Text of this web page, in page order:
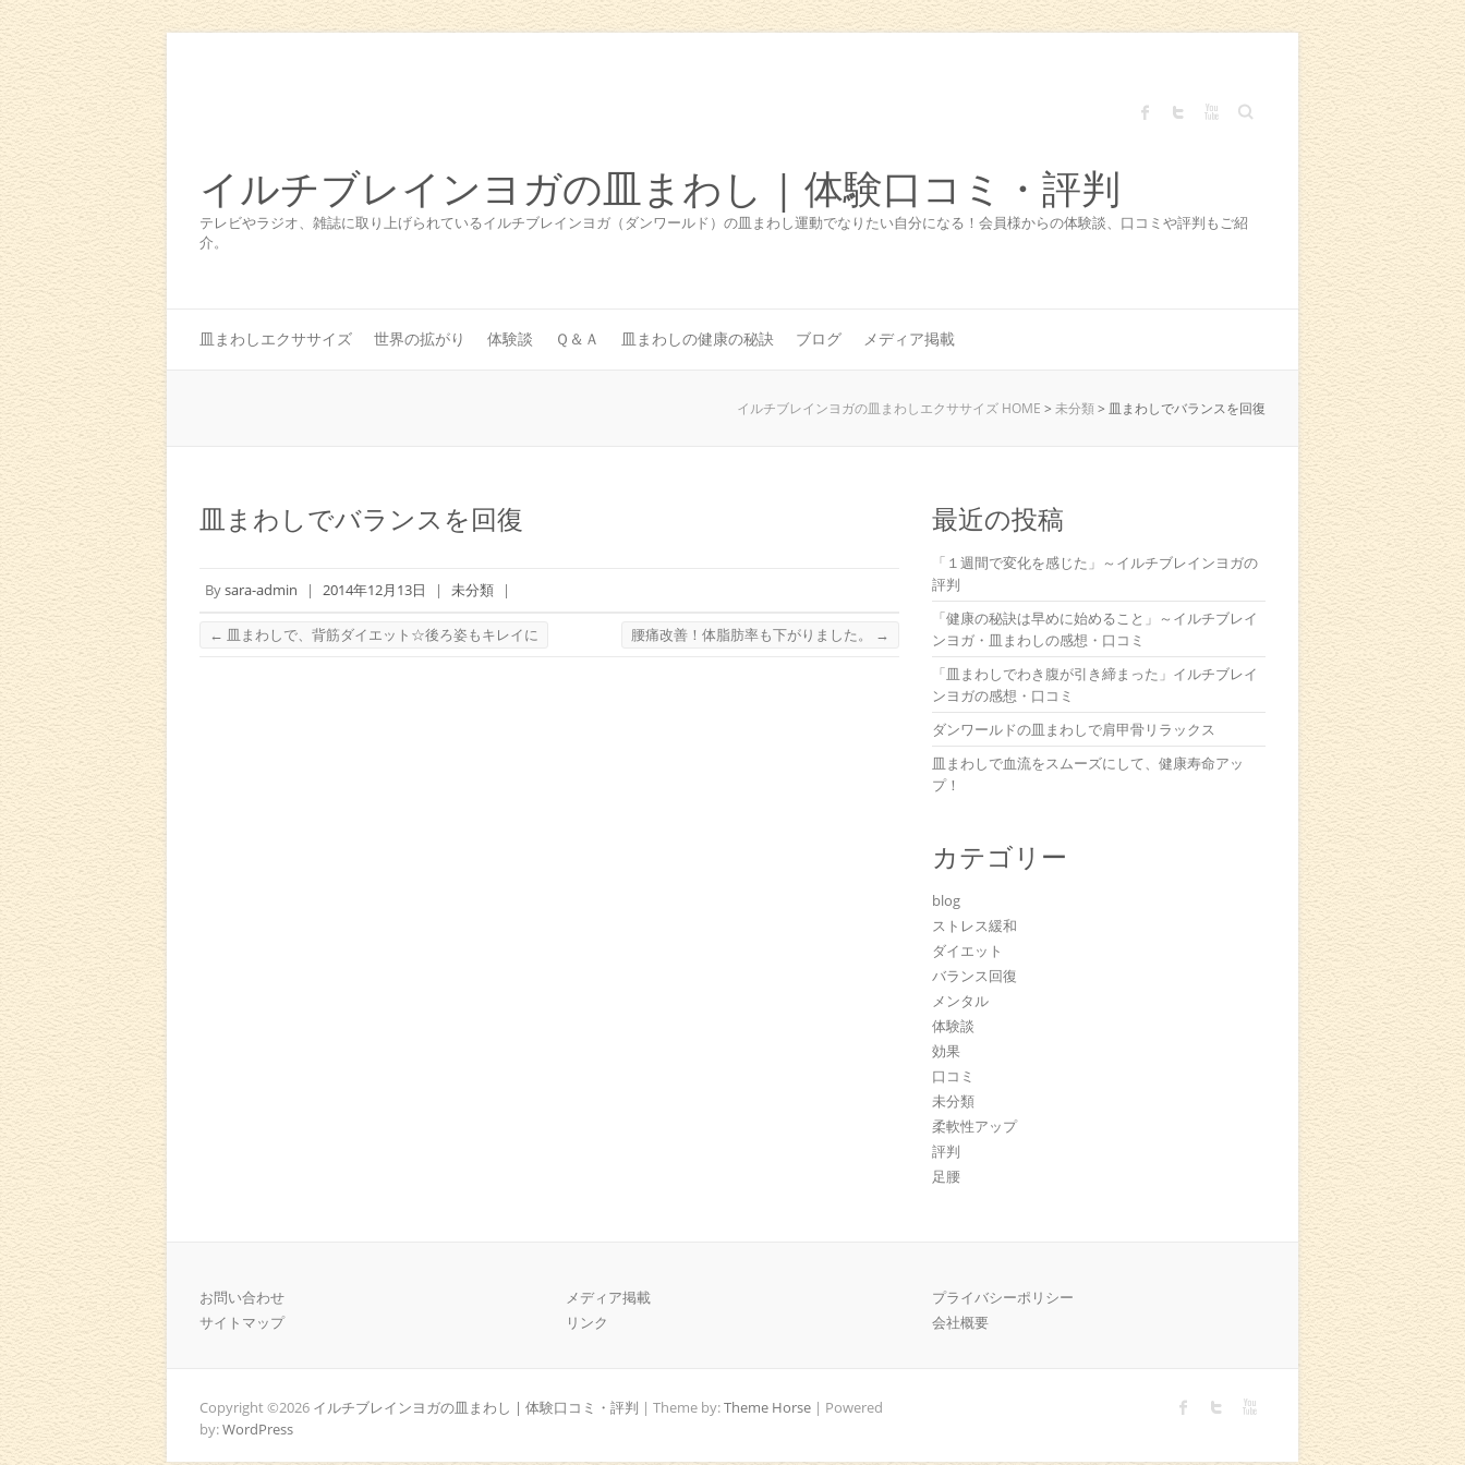
Search
イルチブレインヨガの皿まわし | 体験口コミ・評判
テレビやラジオ、雑誌に取り上げられているイルチブレインヨガ（ダンワールド）の皿まわし運動でなりたい自分になる！会員様からの体験談、口コミや評判もご紹
介。
皿まわしエクササイズ 世界の拡がり 体験談 Ｑ＆Ａ 皿まわしの健康の秘訣 ブログ メディア掲載
イルチブレインヨガの皿まわしエクササイズ HOME > 未分類> 皿まわしでバランスを回復
皿まわしでバランスを回復
Bysara-admin | 2014年12月13日 | 未分類 |
← 皿まわしで、背筋ダイエット☆後ろ姿もキレイに 腰痛改善！体脂肪率も下がりました。 →
最近の投稿
「１週間で変化を感じた」～イルチブレインヨガの
評判
「健康の秘訣は早めに始めること」～イルチブレイ
ンヨガ・皿まわしの感想・口コミ
「皿まわしでわき腹が引き締まった」イルチブレイ
ンヨガの感想・口コミ
ダンワールドの皿まわしで肩甲骨リラックス
皿まわしで血流をスムーズにして、健康寿命アッ
プ！
カテゴリー
blog
ストレス緩和
ダイエット
バランス回復
メンタル
体験談
効果
口コミ
未分類
柔軟性アップ
評判
足腰
お問い合わせ
サイトマップ
メディア掲載
リンク
プライバシーポリシー
会社概要
Copyright ©2026 イルチブレインヨガの皿まわし | 体験口コミ・評判 | Theme by:Theme Horse | Powered
by:WordPress